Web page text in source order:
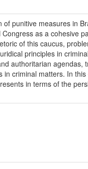
punitive measures in
as a cohesive
of this caucus,
principles in
authoritarian
criminal matters. In
in terms of the